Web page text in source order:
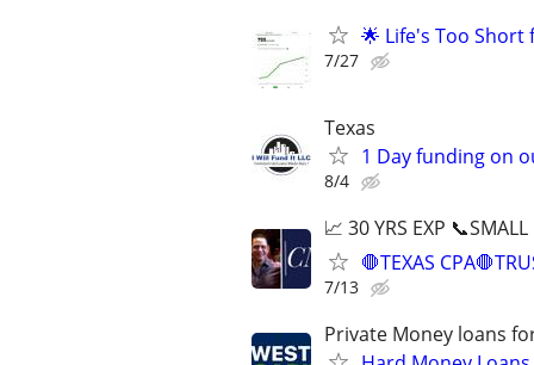
🌟 Life's Too
7/27
Texas
1 Day funding on
8/4
📈 30 YRS EXP
🛑TEXAS
7/13
Private Money loans